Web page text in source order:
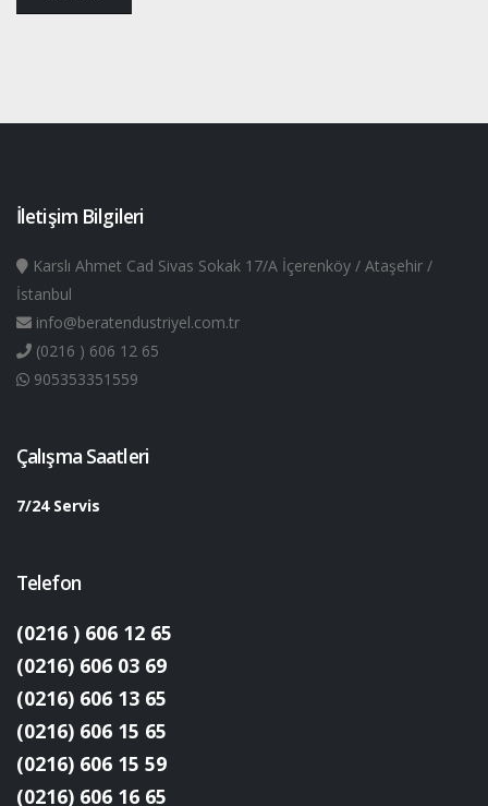
İletişim Bilgileri
Karslı Ahmet Cad Sivas Sokak 17/A İçerenköy / Ataşehir /
İstanbul
info@beratendustriyel.com.tr
(0216 ) 606 12 65
905353351559
Çalışma Saatleri
7/24 Servis
Telefon
(0216 ) 606 12 65
(0216) 606 03 69
(0216) 606 13 65
(0216) 606 15 65
(0216) 606 15 59
(0216) 606 16 65